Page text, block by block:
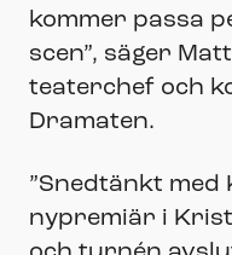
kommer passa
scen”, säger
teaterchef och
Dramaten.
”Snedtänkt med
nypremiär i